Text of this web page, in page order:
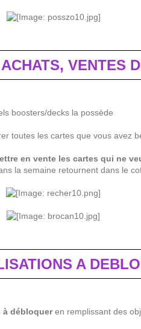
VENTES
boosters/decks la possède
toutes les cartes que vous avez
en vente les cartes qui ne
la semaine retournent dans le
A
à débloqueren remplissant des